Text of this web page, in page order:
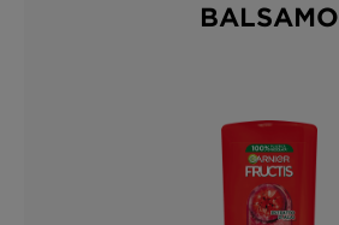
BALSAMO